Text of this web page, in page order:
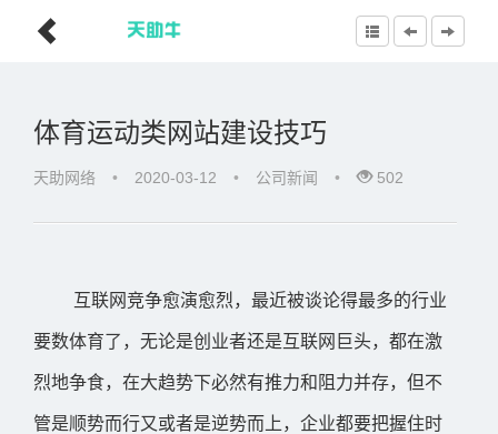
体育运动类网站建设技巧
天助网络 • 2020-03-12 • 公司新闻 • 502
互联网竞争愈演愈烈，最近被谈论得最多的行业
要数体育了，无论是创业者还是互联网巨头，都在激
烈地争食，在大趋势下必然有推力和阻力并存，但不
管是顺势而行又或者是逆势而上，企业都要把握住时